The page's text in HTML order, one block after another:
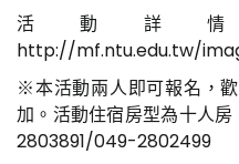
活動詳
http://mf.ntu.edu.tw/
※本活動兩人即可報名，
加。活動住宿房型為十人
2803891/049-2802499